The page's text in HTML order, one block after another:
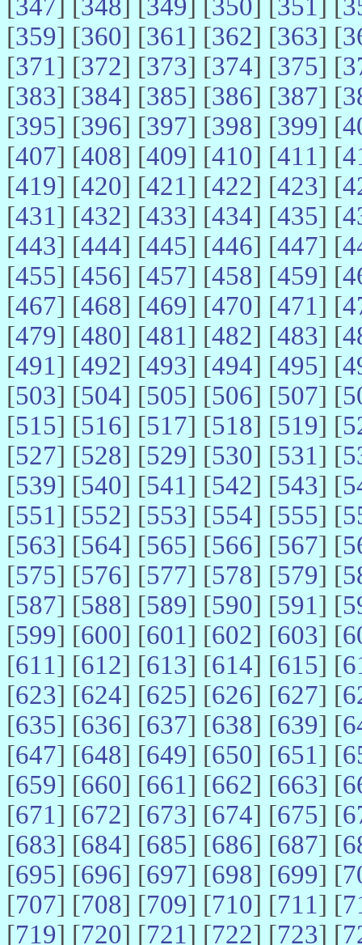
[347] [348] [349] [350] [351] [
[359] [360] [361] [362] [363] [
[371] [372] [373] [374] [375] [
[383] [384] [385] [386] [387] [
[395] [396] [397] [398] [399] [
[407] [408] [409] [410] [411] [
[419] [420] [421] [422] [423] [
[431] [432] [433] [434] [435] [
[443] [444] [445] [446] [447] [
[455] [456] [457] [458] [459] [
[467] [468] [469] [470] [471] [
[479] [480] [481] [482] [483] [
[491] [492] [493] [494] [495] [
[503] [504] [505] [506] [507] [
[515] [516] [517] [518] [519] [
[527] [528] [529] [530] [531] [
[539] [540] [541] [542] [543] [
[551] [552] [553] [554] [555] [
[563] [564] [565] [566] [567] [
[575] [576] [577] [578] [579] [
[587] [588] [589] [590] [591] [
[599] [600] [601] [602] [603] [
[611] [612] [613] [614] [615] [
[623] [624] [625] [626] [627] [
[635] [636] [637] [638] [639] [
[647] [648] [649] [650] [651] [
[659] [660] [661] [662] [663] [
[671] [672] [673] [674] [675] [
[683] [684] [685] [686] [687] [
[695] [696] [697] [698] [699] [
[707] [708] [709] [710] [711] [
[719] [720] [721] [722] [723] [